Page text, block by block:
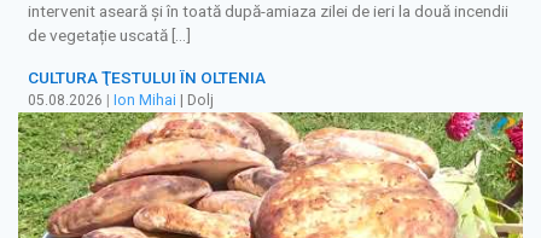
intervenit aseară și în toată după-amiaza zilei de ieri la două incendii
de vegetație uscată […]
CULTURA ŢESTULUI ÎN OLTENIA
05.08.2026 | Ion Mihai | Dolj